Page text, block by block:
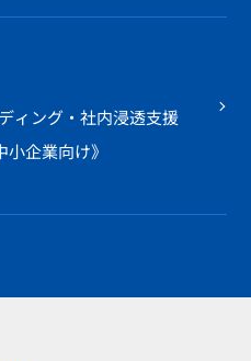
ィング・社内浸透支援
企業向け》